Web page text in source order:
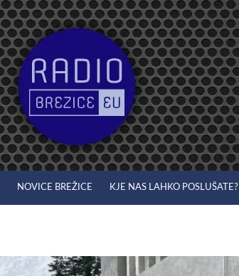
NOVICE BREŽICE KJE NAS LAHKO POSLUŠATE?